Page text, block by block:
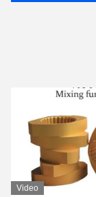
Video